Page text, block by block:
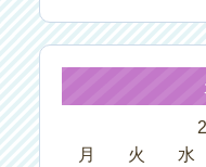
月
火 水